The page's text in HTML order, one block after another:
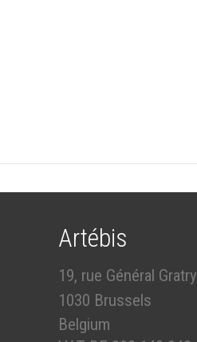
Artébis
19, rue Général Gratry
1030 Brussels
Belgium